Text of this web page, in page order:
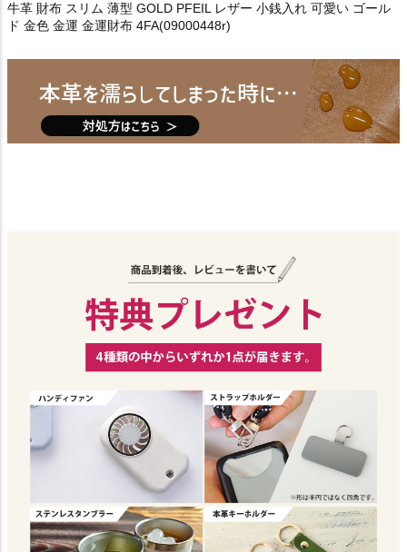
牛革 財布 スリム 薄型 GOLD PFEIL レザー 小銭入れ 可愛い ゴール
ド 金色 金運 金運財布 4FA(09000448r)